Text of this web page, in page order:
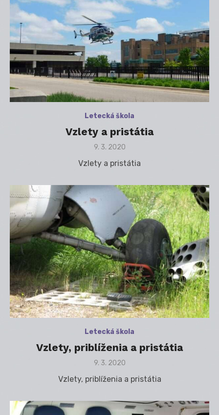
Letecká škola
Vzlety a pristátia
Posted
9. 3. 2020
Vzlety a pristátia
Letecká škola
Vzlety, priblíženia a pristátia
Posted
9. 3. 2020
Vzlety, priblíženia a pristátia